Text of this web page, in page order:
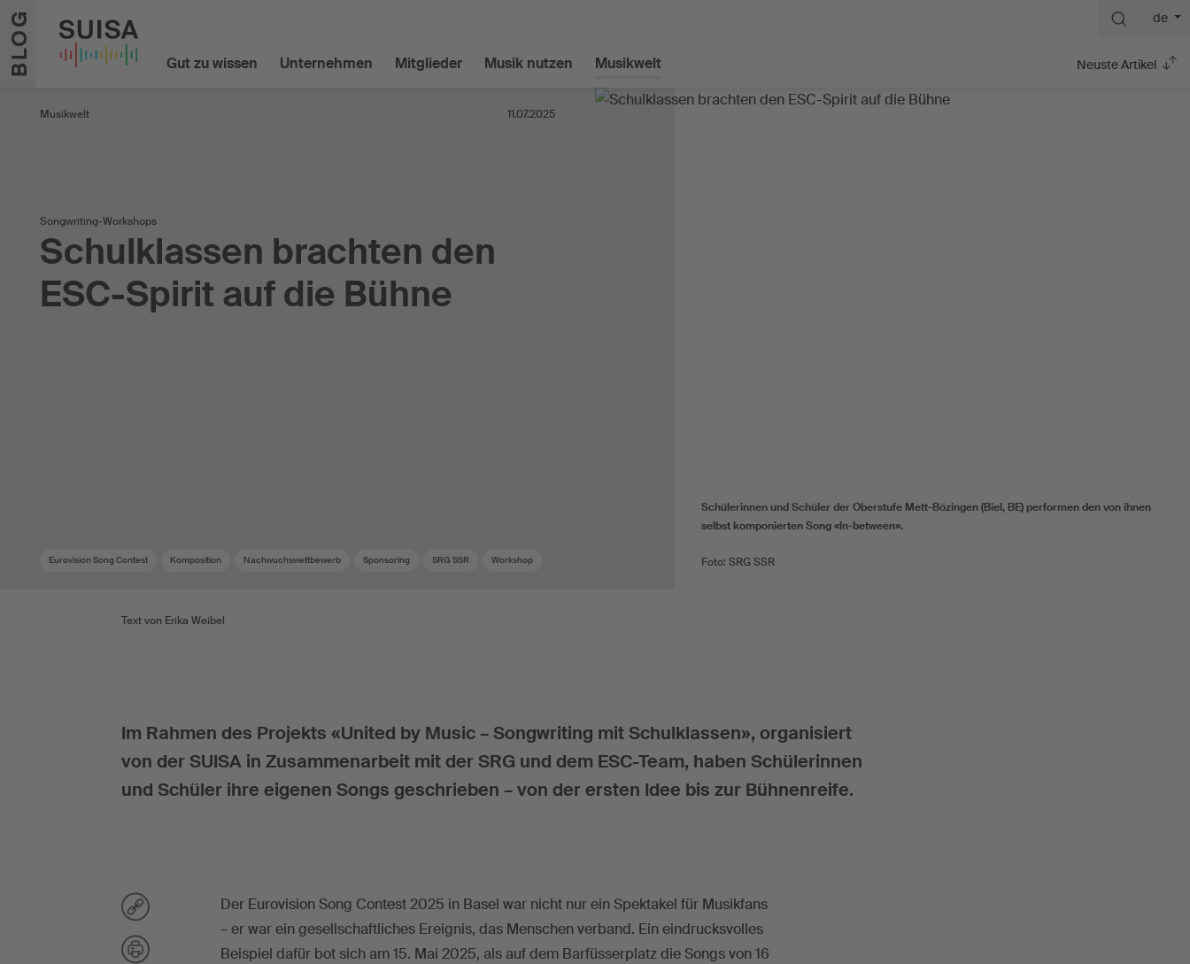
Zum Inhalt springen
BLOG Gut zu wissen Unternehmen Mitglieder Musik nutzen Musikwelt
de
Neuste Artikel
Musikwelt 11.07.2025
Songwriting-Workshops
Schulklassen brachten den
ESC-Spirit auf die Bühne
Eurovision Song Contest Komposition Nachwuchswettbewerb Sponsoring SRG SSR Workshop
Schülerinnen und Schüler der Oberstufe Mett-Bözingen (Biel, BE) performen den von ihnen
selbst komponierten Song «In-between».
Foto: SRG SSR
Text von Erika Weibel
Im Rahmen des Projekts «United by Music – Songwriting mit Schulklassen», organisiert
von der SUISA in Zusammenarbeit mit der SRG und dem ESC-Team, haben Schülerinnen
und Schüler ihre eigenen Songs geschrieben – von der ersten Idee bis zur Bühnenreife.
Der Eurovision Song Contest 2025 in Basel war nicht nur ein Spektakel für Musikfans
– er war ein gesellschaftliches Ereignis, das Menschen verband. Ein eindrucksvolles
Beispiel dafür bot sich am 15. Mai 2025, als auf dem Barfüsserplatz die Songs von 16